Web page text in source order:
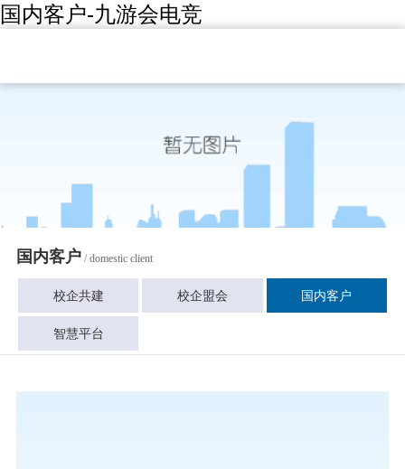
国内客户-九游会电竞
国内客户/ domestic client
校企共建 校企盟会 国内客户
智慧平台